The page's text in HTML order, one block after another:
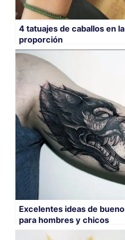
4 tatuajes de caballos en
proporción
Excelentes ideas de
para hombres y chicos